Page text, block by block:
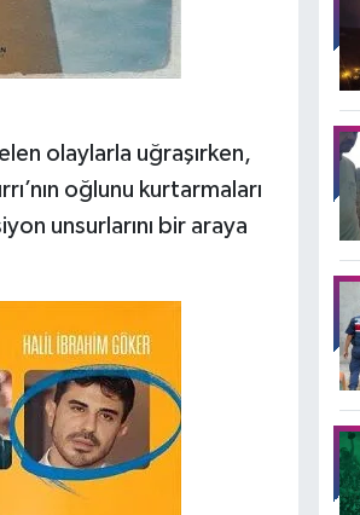
olaylarla uğraşırken,
oğlunu kurtarmaları
unsurlarını bir araya